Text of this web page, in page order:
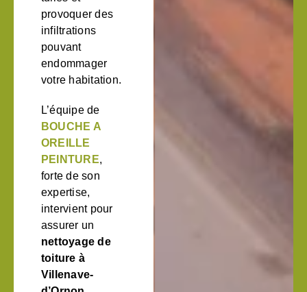
provoquer des
infiltrations
pouvant
endommager
votre habitation.
L’équipe de
BOUCHE A
OREILLE
PEINTURE,
forte de son
expertise,
intervient pour
assurer un
nettoyage de
toiture à
Villenave-